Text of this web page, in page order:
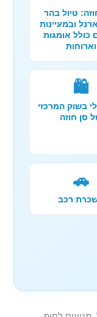
טיול בהר
ובמעיינות
כולל אומגות
וארוחות
🛍️
בשוק המרכזי
סן חוזה
🚗
רכב